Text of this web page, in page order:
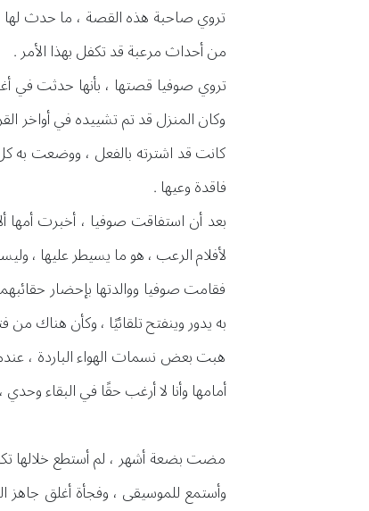
تروي صاحبة هذه القصة ، ما حدث لها
من أحداث مرعبة قد تكفل بهذا الأمر .
وكان المنزل قد تم تشييده في أواخر
كانت قد اشترته بالفعل ، ووضعت
فاقدة وعيها .
بعد أن استفاقت صوفيا ، أخبرت أمها
لأفلام الرعب ، هو ما يسيطر عليها ،
فقامت صوفيا ووالدتها بإحضار
به يدور وينفتح تلقائيًا ، وكأن هناك
هبت بعض نسمات الهواء الباردة ،
أمامها وأنا لا أرغب حقًا في البقاء
مضت بضعة أشهر ، لم أستطع خلالها
وأستمع للموسيقى ، وفجأة أغلق جاهز